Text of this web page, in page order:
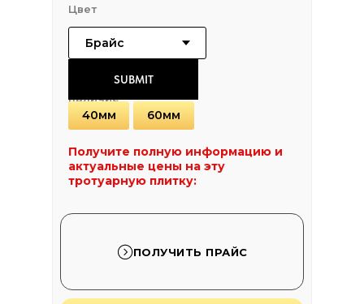
Цвет
Толщина в
наличие
Получите полную информацию и
актуальные цены на эту
тротуарную плитку:
ПОЛУЧИТЬ ПРАЙС
40мм 60мм
SUBMIT